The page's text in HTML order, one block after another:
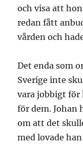
och visa att
redan fått
vården och
Det enda som
Sverige inte
vara jobbigt för
för dem. Johan
om att det
med lovade